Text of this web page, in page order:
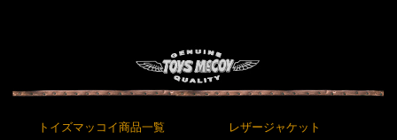
トイズマッコイ商品一覧 レザージャケット